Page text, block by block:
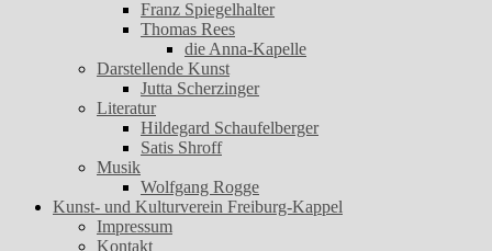
Franz Spiegelhalter
Thomas Rees
die Anna-Kapelle
Darstellende Kunst
Jutta Scherzinger
Literatur
Hildegard Schaufelberger
Satis Shroff
Musik
Wolfgang Rogge
Kunst- und Kulturverein Freiburg-Kappel
Impressum
Kontakt